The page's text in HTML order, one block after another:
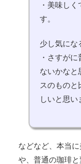
・美味し
す。
少し気にな
・さすが
ないかなと
スのものと
しいと思い
などなど、本当
や、普通の珈琲と